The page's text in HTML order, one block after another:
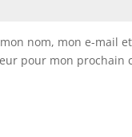
nom, mon e-mail
pour mon prochain